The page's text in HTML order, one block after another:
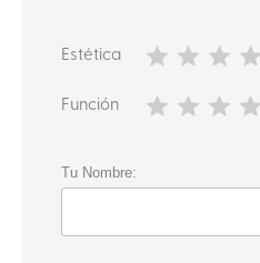
Estética
Función
Tu Nombre: